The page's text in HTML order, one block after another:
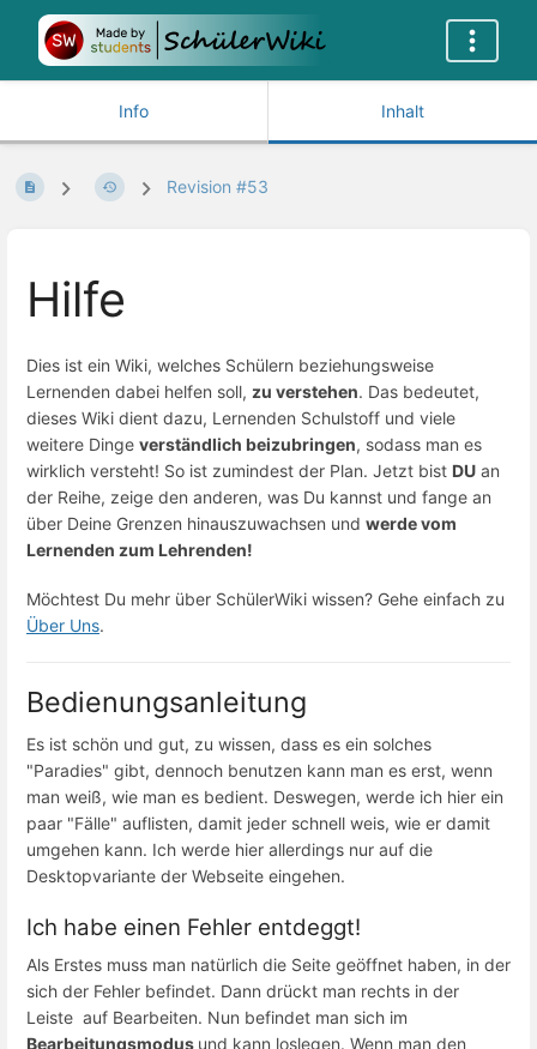
Info Inhalt
Revision #53
Hilfe
Dies ist ein Wiki, welches Schülern beziehungsweise
Lernenden dabei helfen soll, zu verstehen. Das bedeutet,
dieses Wiki dient dazu, Lernenden Schulstoff und viele
weitere Dinge verständlich beizubringen, sodass man es
wirklich versteht! So ist zumindest der Plan. Jetzt bist DU an
der Reihe, zeige den anderen, was Du kannst und fange an
über Deine Grenzen hinauszuwachsen und werde vom
Lernenden zum Lehrenden!
Möchtest Du mehr über SchülerWiki wissen? Gehe einfach zu
Über Uns.
Bedienungsanleitung
Es ist schön und gut, zu wissen, dass es ein solches
"Paradies" gibt, dennoch benutzen kann man es erst, wenn
man weiß, wie man es bedient. Deswegen, werde ich hier ein
paar "Fälle" auflisten, damit jeder schnell weis, wie er damit
umgehen kann. Ich werde hier allerdings nur auf die
Desktopvariante der Webseite eingehen.
Ich habe einen Fehler entdeggt!
Als Erstes muss man natürlich die Seite geöffnet haben, in der
sich der Fehler befindet. Dann drückt man rechts in der
Leiste auf Bearbeiten. Nun befindet man sich im
Bearbeitungsmodus und kann loslegen. Wenn man den